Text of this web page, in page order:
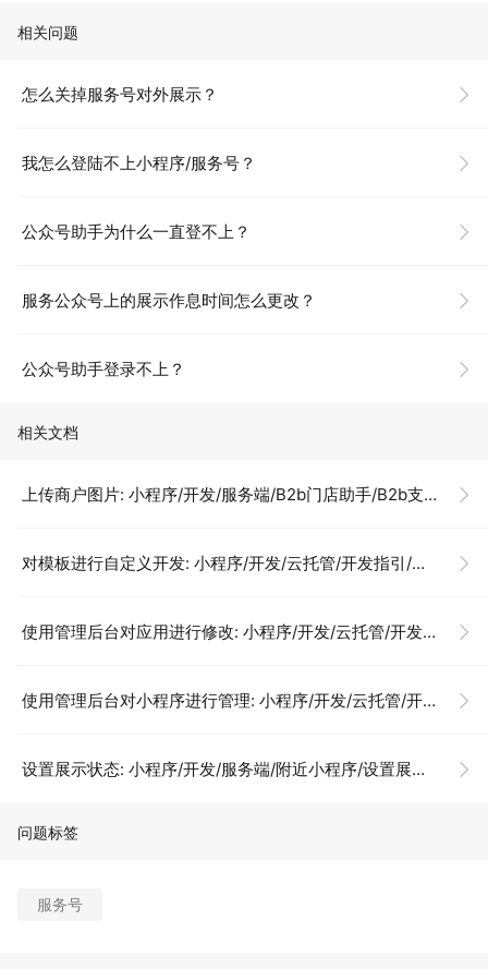
相关问题
怎么关掉服务号对外展示？
我怎么登陆不上小程序/服务号？
公众号助手为什么一直登不上？
服务公众号上的展示作息时间怎么更改？
公众号助手登录不上？
相关文档
上传商户图片: 小程序/开发/服务端/B2b门店助手/B2b支付/上传商户图片
对模板进行自定义开发: 小程序/开发/云托管/开发指引/低码开发/模板使用说明/对模板进行自定义开发
使用管理后台对应用进行修改: 小程序/开发/云托管/开发指引/低码开发/模板使用说明/使用管理后台对应用进行修改
使用管理后台对小程序进行管理: 小程序/开发/云托管/开发指引/低码开发/模板使用说明/使用管理后台对应用进行修改
设置展示状态: 小程序/开发/服务端/附近小程序/设置展示状态
问题标签
服务号